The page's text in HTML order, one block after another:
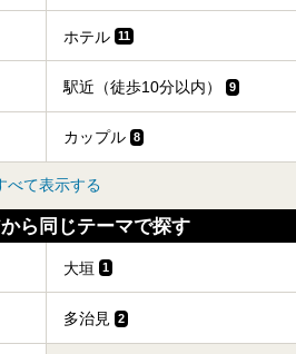
ホテル 11
駅近（徒歩10分以内） 9
カップル 8
べて表示する
ら同じテーマで探す
大垣 1
多治見 2